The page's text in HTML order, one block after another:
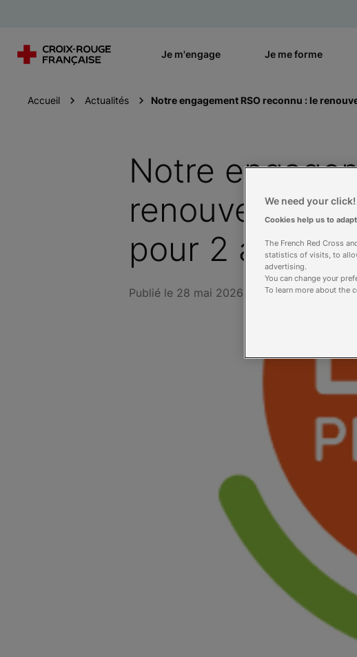
Je m'engage Je me forme
Accueil Actualités Notre engagement RSO reconnu : le
Notre
pour 2
Publié le 28 mai 2026
We need your click!
Cookies help us to
The French Red Cross
statistics of visits, to
advertising.
You can change your
To learn more about the